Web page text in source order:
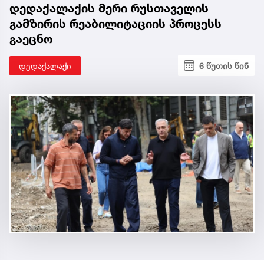
დედაქალაქის მერი რუსთაველის
გამზირის რეაბილიტაციის პროცესს
გაეცნო
დედაქალაქი 6 წუთის წინ